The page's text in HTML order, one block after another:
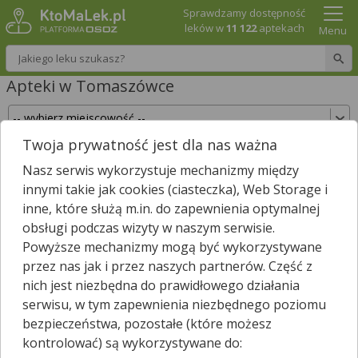
Wpisz nazwę leku
Sprawdzamy dostępność
leków w11 122aptekach Menu
Apteki w Tomaszówce
Sprawdź, które apteki w Tomaszówce posiadają
Twój lek i zarezerwuj go już teraz!
Wpisz nazwę leku
W pobliżu Tomaszówki jest
aptek.
Wybierz typ aptek
Twoja prywatność jest dla nas ważna
Nasz serwis wykorzystuje mechanizmy między
innymi takie jak cookies (ciasteczka), Web Storage i
inne, które służą m.in. do zapewnienia optymalnej
obsługi podczas wizyty w naszym serwisie.
Powyższe mechanizmy mogą być wykorzystywane
przez nas jak i przez naszych partnerów. Część z
nich jest niezbędna do prawidłowego działania
serwisu, w tym zapewnienia niezbędnego poziomu
bezpieczeństwa, pozostałe (które możesz
kontrolować) są wykorzystywane do: